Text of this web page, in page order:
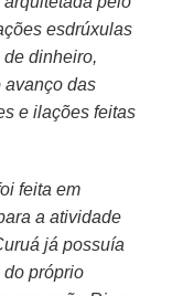
esdrúxulas
dinheiro,
avanço das
e ilações feitas
feita em
a atividade
já possuía
do próprio